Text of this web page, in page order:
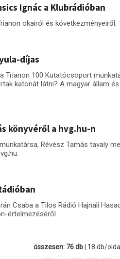
Ignác a Klubrádióban
okairól és következményeiről.
díjas
Trianon 100 Kutatócsoport
katonát látni? A magyar állam
könyvéről a hvg.hu-n
Révész Tamás tavaly
Csaba a Tilos Rádió Hajnali
értelmezéséről.
összesen: 76 db | 18 db/oldal